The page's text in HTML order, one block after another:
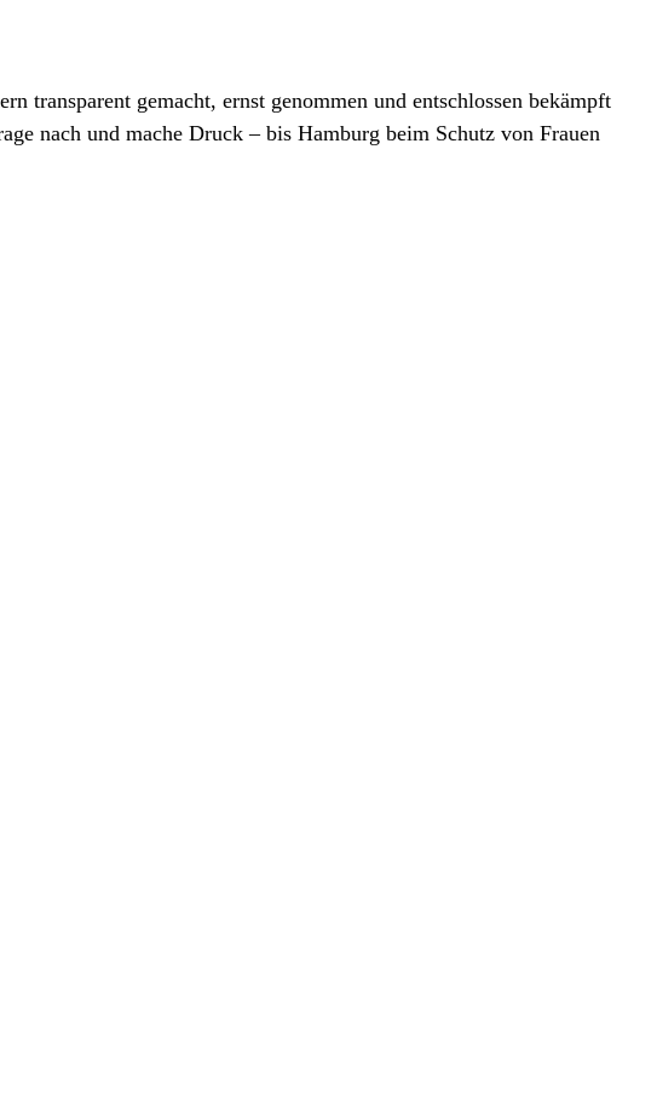
transparent gemacht, ernst genommen und entschlossen bekämpft
nach und mache Druck – bis Hamburg beim Schutz von Frauen